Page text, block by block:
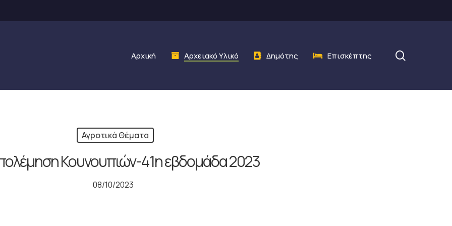
Αρχική Αρχειακό Υλικό Δημότης Επισκέπτης
Αγροτικά Θέματα
Κουνουπιών-41η εβδομάδα 2023
08/10/2023